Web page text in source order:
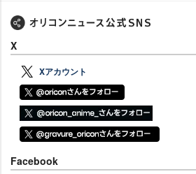
X
Xアカウント
Facebook